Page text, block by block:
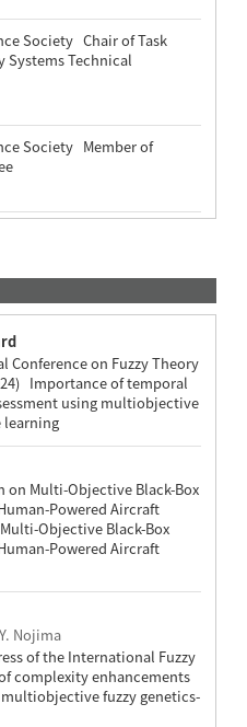
Society Chair of Task
Systems Technical
Society Member of
Conference on Fuzzy Theory
Importance of temporal
using multiobjective
learning
on Multi-Objective Black-Box
Powered Aircraft
Objective Black-Box
Powered Aircraft
Nojima
of the International Fuzzy
complexity enhancements
fuzzy genetics-